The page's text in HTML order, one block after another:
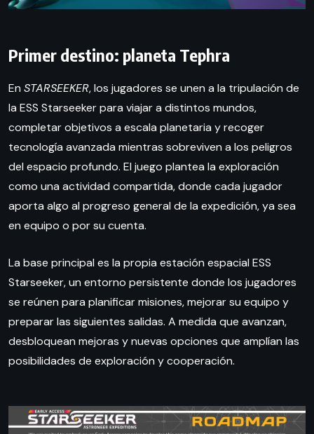
Primer destino: planeta Tephra
En STARSEEKER, los jugadores se unen a la tripulación de
la ESS Starseeker para viajar a distintos mundos,
completar objetivos a escala planetaria y recoger
tecnología avanzada mientras sobreviven a los peligros
del espacio profundo. El juego plantea la exploración
como una actividad compartida, donde cada jugador
aporta algo al progreso general de la expedición, ya sea
en equipo o por su cuenta.
La base principal es la propia estación espacial ESS
Starseeker, un entorno persistente donde los jugadores
se reúnen para planificar misiones, mejorar su equipo y
preparar las siguientes salidas. A medida que avanzan,
desbloquean mejoras y nuevas opciones que amplían las
posibilidades de exploración y cooperación.